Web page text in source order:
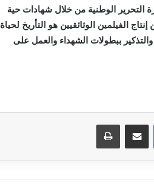
ثورة التحرير الوطنية من خلال شهادات حية
الفيلمين الوثائقيين هو التأريخ لحياة
ببطولات الشهداء والعمل على
مشاركة عبر البريد